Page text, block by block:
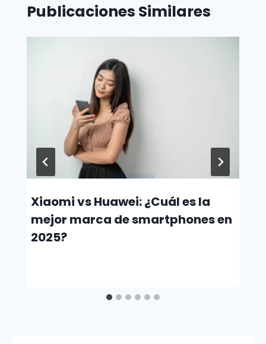
Publicaciones Similares
Xiaomi vs Huawei: ¿Cuál es la
mejor marca de smartphones en
2025?